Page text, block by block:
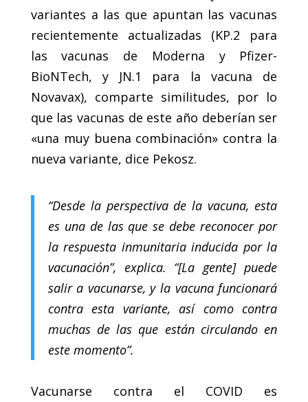
variantes a las que apuntan las vacunas
recientemente actualizadas (KP.2 para
las vacunas de Moderna y Pfizer-
BioNTech, y JN.1 para la vacuna de
Novavax), comparte similitudes, por lo
que las vacunas de este año deberían ser
«una muy buena combinación» contra la
nueva variante, dice Pekosz.
“Desde la perspectiva de la vacuna, esta
es una de las que se debe reconocer por
la respuesta inmunitaria inducida por la
vacunación”, explica. “[La gente] puede
salir a vacunarse, y la vacuna funcionará
contra esta variante, así como contra
muchas de las que están circulando en
este momento”.
Vacunarse contra el COVID es